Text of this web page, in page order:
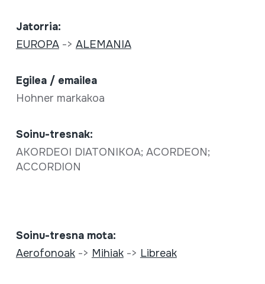
Jatorria:
EUROPA-> ALEMANIA
Egilea / emailea
Hohner markakoa
Soinu-tresnak:
AKORDEOI DIATONIKOA; ACORDEON;
ACCORDION
Soinu-tresna mota:
Aerofonoak-> Mihiak-> Libreak